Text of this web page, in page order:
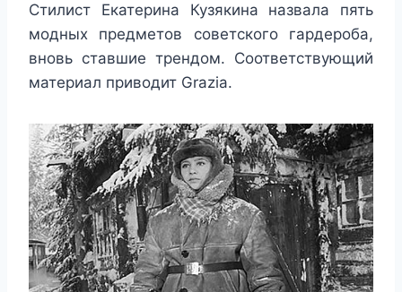
Стилист Екатерина Кузякина назвала пять
модных предметов советского гардероба,
вновь ставшие трендом. Соответствующий
материал приводит Grazia.